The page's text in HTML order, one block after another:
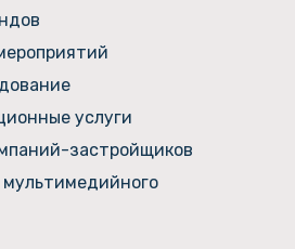
услуги
застройщиков
мультимедийного